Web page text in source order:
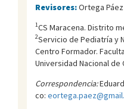
Revisores:Ortega Páez
1CS Maracena. Distrito
2Servicio de Pediatría y
Centro Formador.
Universidad Nacional de
Correspondencia:
co: